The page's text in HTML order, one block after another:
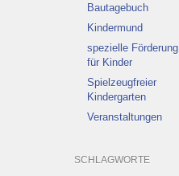
Bautagebuch
Kindermund
spezielle Förderung
für Kinder
Spielzeugfreier
Kindergarten
Veranstaltungen
SCHLAGWORTE